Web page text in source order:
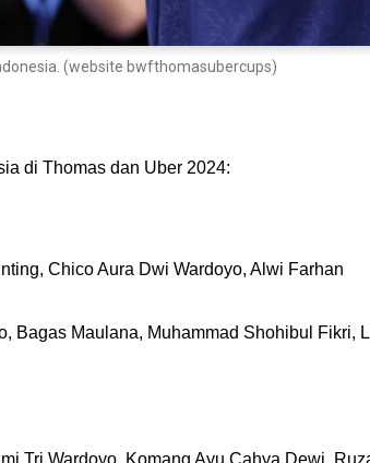
(website bwfthomasubercups)
di Thomas dan Uber 2024:
Chico Aura Dwi Wardoyo, Alwi Farhan
Bagas Maulana, Muhammad Shohibul Fikri,
Tri Wardoyo, Komang Ayu Cahya Dewi,